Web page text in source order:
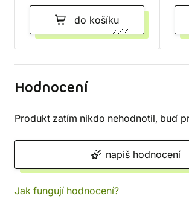
do košíku
Hodnocení
Produkt zatím nikdo nehodnotil, buď
napiš hodnocení
Jak fungují hodnocení?